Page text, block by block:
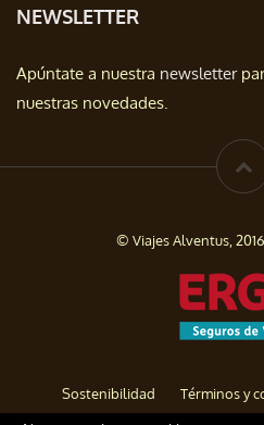
NEWSLETTER
Apúntate a nuestra newsletter
nuestras novedades.
© Viajes Alventus,
Sostenibilidad Términos y